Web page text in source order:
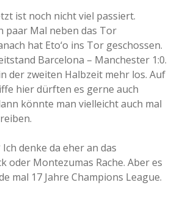
ist noch nicht viel passiert.
paar Mal neben das Tor
hat Eto‘o ins Tor geschossen.
Barcelona – Manchester 1:0.
der zweiten Halbzeit mehr los. Auf
hier dürften es gerne auch
könnte man vielleicht auch mal
Ich denke da eher an das
oder Montezumas Rache. Aber es
mal 17 Jahre Champions League.